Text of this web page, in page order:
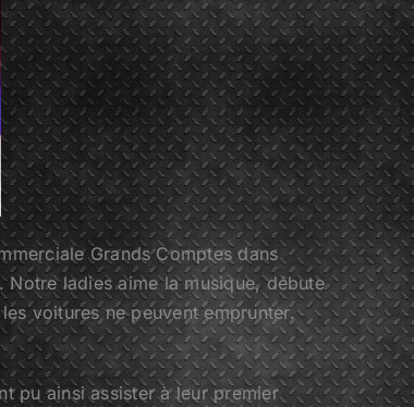
Grands Comptes dans
ladies aime la musique, débute
voitures ne peuvent emprunter.
pu ainsi assister à leur premier